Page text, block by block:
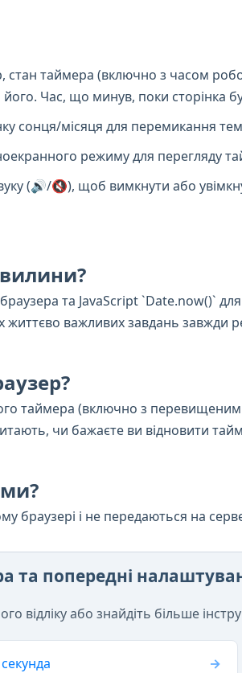
стан таймера (включно з часом
Час, що минув, поки сторінка
сонця/місяця для перемикання
режиму для перегляду
(🔊/🔇), щоб вимкнути або
та JavaScript `Date.now()`
важливих завдань завжди
таймера (включно з
чи бажаєте ви відновити
браузері і не передаються на
та попередні
відліку або знайдіть більше